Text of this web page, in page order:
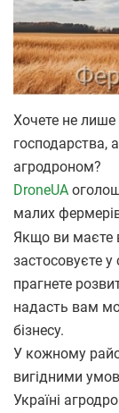
Хочете не лише
господарства,
агродроном?
DroneUA
малих
Якщо ви маєте
застосовуєте у
прагнете
надасть вам
бізнесу.
У кожному
вигідними
Україні